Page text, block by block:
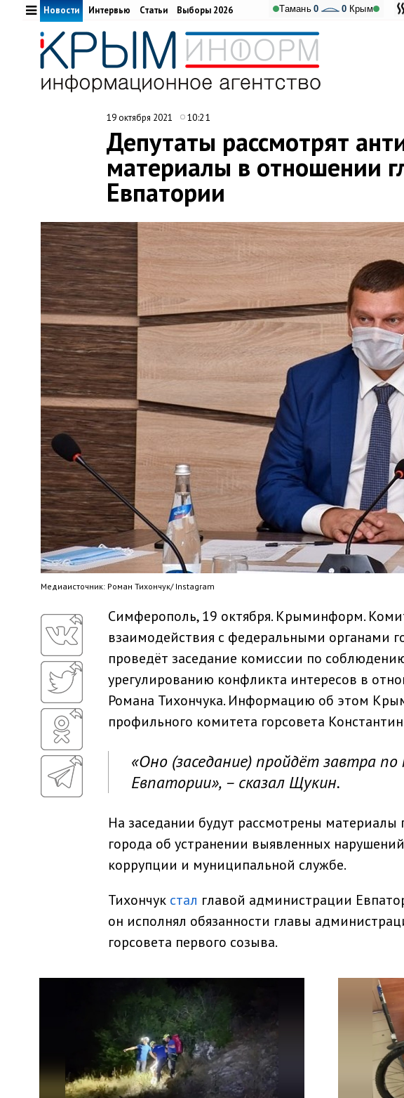
Тамань 0 0 Крым
Новости Интервью Статьи Выборы 2026
19 октября 2021 10:21
Депутаты рассмотрят
материалы в отношении
Евпатории
Медиaисточник: Роман Тихончук/ Instagram
Симферополь, 19 октября. Крыминформ.
взаимодействия с федеральными органами
проведёт заседание комиссии по
урегулированию конфликта интересов в
Романа Тихончука. Информацию об этом
профильного комитета горсовета
«Оно (заседание) пройдёт завтра
Евпатории», – сказал Щукин.
На заседании будут рассмотрены
города об устранении выявленных
коррупции и муниципальной службе.
Тихончук стал главой администрации
он исполнял обязанности главы
горсовета первого созыва.